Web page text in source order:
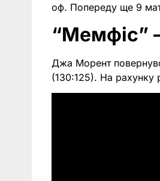
оф. Попереду ще 9
“Мемфіс”
Джа Морент
(130:125). На рахунку